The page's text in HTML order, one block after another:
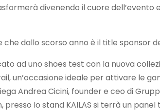
divenendo il cuore
che dallo scorso anno è il title sponsor
ad uno shoes test con la nuova
un’occasione ideale per attivare le
Andrea Cicini, founder e ceo di
presso lo stand KAILAS si terrà un